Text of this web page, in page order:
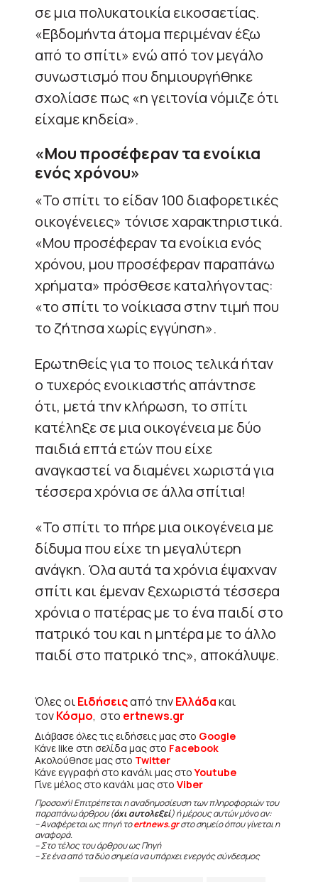
σε μια πολυκατοικία εικοσαετίας.
«Εβδομήντα άτομα περιμέναν έξω
από το σπίτι» ενώ από τον μεγάλο
συνωστισμό που δημιουργήθηκε
σχολίασε πως «η γειτονία νόμιζε ότι
είχαμε κηδεία».
«Μου προσέφεραν τα ενοίκια
ενός χρόνου»
«Το σπίτι το είδαν 100 διαφορετικές
οικογένειες» τόνισε χαρακτηριστικά.
«Μου προσέφεραν τα ενοίκια ενός
χρόνου, μου προσέφεραν παραπάνω
χρήματα» πρόσθεσε καταλήγοντας:
«το σπίτι το νοίκιασα στην τιμή που
το ζήτησα χωρίς εγγύηση».
Ερωτηθείς για το ποιος τελικά ήταν
ο τυχερός ενοικιαστής απάντησε
ότι, μετά την κλήρωση, το σπίτι
κατέληξε σε μια οικογένεια με δύο
παιδιά επτά ετών που είχε
αναγκαστεί να διαμένει χωριστά για
τέσσερα χρόνια σε άλλα σπίτια!
«Το σπίτι το πήρε μια οικογένεια με
δίδυμα που είχε τη μεγαλύτερη
ανάγκη. Όλα αυτά τα χρόνια έψαχναν
σπίτι και έμεναν ξεχωριστά τέσσερα
χρόνια ο πατέρας με το ένα παιδί στο
πατρικό του και η μητέρα με το άλλο
παιδί στο πατρικό της», αποκάλυψε.
Όλες οιΕιδήσειςαπό τηνΕλλάδακαι
τονΚόσμο, στο ertnews.gr
Διάβασε όλες τις ειδήσεις μας στο Google
Κάνε like στη σελίδα μας στο Facebook
Ακολούθησε μας στο Twitter
Κάνε εγγραφή στο κανάλι μας στοYoutube
Γίνε μέλος στο κανάλι μας στο Viber
Προσοχή! Επιτρέπεται η αναδημοσίευση των πληροφοριών του
παραπάνω άρθρου (όχι αυτολεξεί) ή μέρους αυτών μόνο αν:
– Αναφέρεται ως πηγή τοertnews.grστο σημείο όπου γίνεται η
αναφορά.
– Στο τέλος του άρθρου ως Πηγή
– Σε ένα από τα δύο σημεία να υπάρχει ενεργός σύνδεσμος